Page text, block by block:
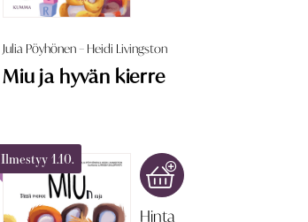
Julia Pöyhönen – Heidi Livingston
Miu ja hyvän kierre
Ilmestyy 1.10.
Hinta